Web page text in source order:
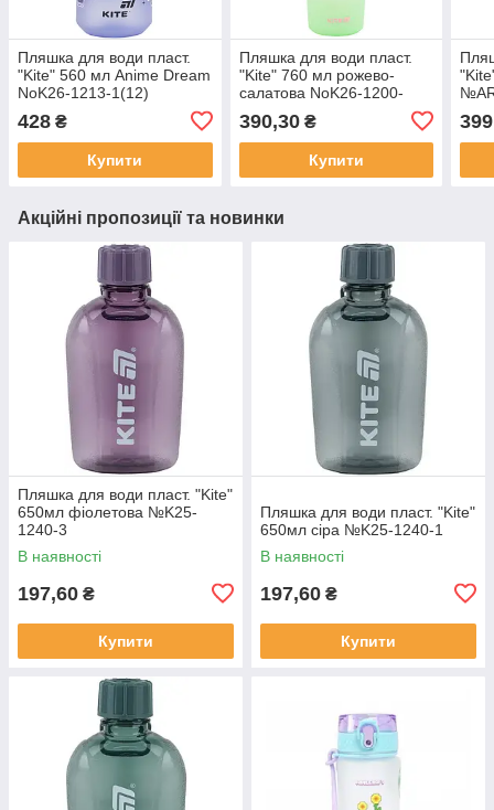
Пляшка для води пласт.
"Kite" 560 мл Anime Dream
NoK26-1213-1(12)
428 ₴
Купити
Пляшка для води пласт.
"Kite" 760 мл рожево-
салатова NoK26-1200-
390,30₴
Купити
Акційні пропозиції та новинки
Пляшка для води пласт. "Kite"
650мл фіолетова №K25-
1240-3
В наявності
197,60 ₴
Купити
Пляшка для води пласт. "Kite"
650мл сіра №K25-1240-1
В наявності
197,60 ₴
Купити